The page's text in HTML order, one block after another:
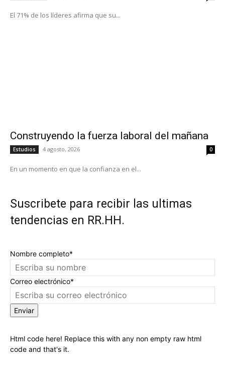
El 71% de los líderes afirma que su...
Construyendo la fuerza laboral del mañana
Estudios 4 agosto, 2026 0
En un momento en que la confianza en el...
Suscribete para recibir las ultimas
tendencias en RR.HH.
Nombre completo*
Correo electrónico*
Enviar
Html code here! Replace this with any non empty raw html
code and that's it.